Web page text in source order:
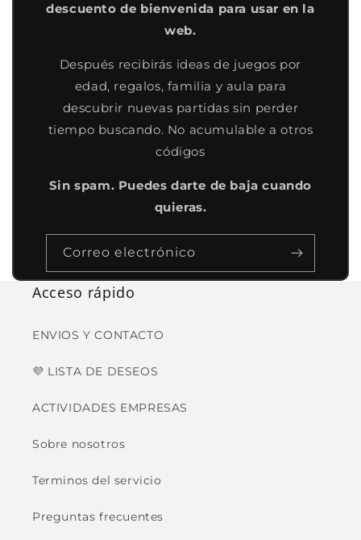
descuento de bienvenida para usar en la
web.
Después recibirás ideas de juegos por
edad, regalos, familia y aula para
descubrir nuevas partidas sin perder
tiempo buscando. No acumulable a otros
códigos
Sin spam. Puedes darte de baja cuando
quieras.
Correo electrónico
Acceso rápido
ENVIOS Y CONTACTO
💜 LISTA DE DESEOS
ACTIVIDADES EMPRESAS
Sobre nosotros
Terminos del servicio
Preguntas frecuentes